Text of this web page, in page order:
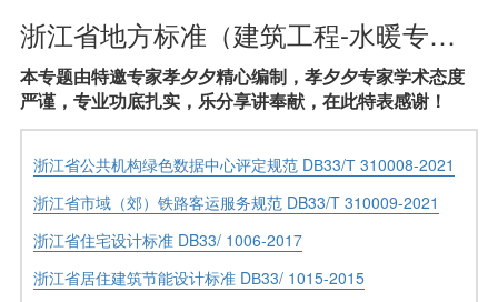
浙江省地方标准（建筑工程-水暖专业-设计依据）
本专题由特邀专家孝夕夕精心编制，孝夕夕专家学术态度
严谨，专业功底扎实，乐分享讲奉献，在此特表感谢！
浙江省公共机构绿色数据中心评定规范 DВ33/Т 310008-2021
浙江省市域（郊）铁路客运服务规范 DB33/T 310009-2021
浙江省住宅设计标准 DB33/ 1006-2017
浙江省居住建筑节能设计标准 DВ33/ 1015-2015